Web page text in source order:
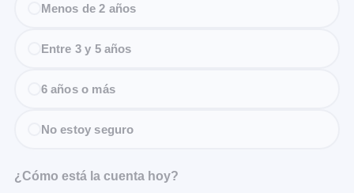
Menos de 2 años
Entre 3 y 5 años
6 años o más
No estoy seguro
¿Cómo está la cuenta hoy?